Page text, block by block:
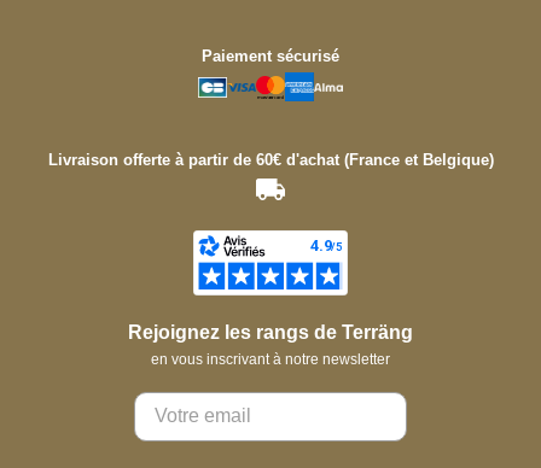
Paiement sécurisé
Livraison offerte à partir de 60€ d'achat (France et Belgique)
Rejoignez les rangs de Terräng
en vous inscrivant à notre newsletter